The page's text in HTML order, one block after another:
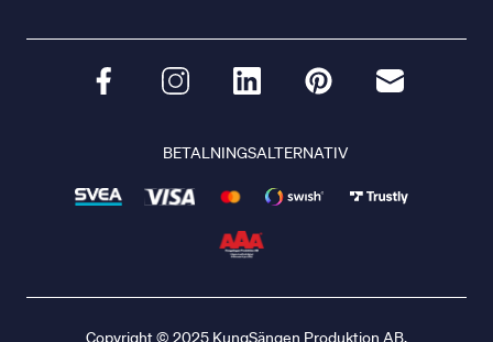
BETALNINGSALTERNATIV
Copyright © 2025 KungSängen Produktion AB.